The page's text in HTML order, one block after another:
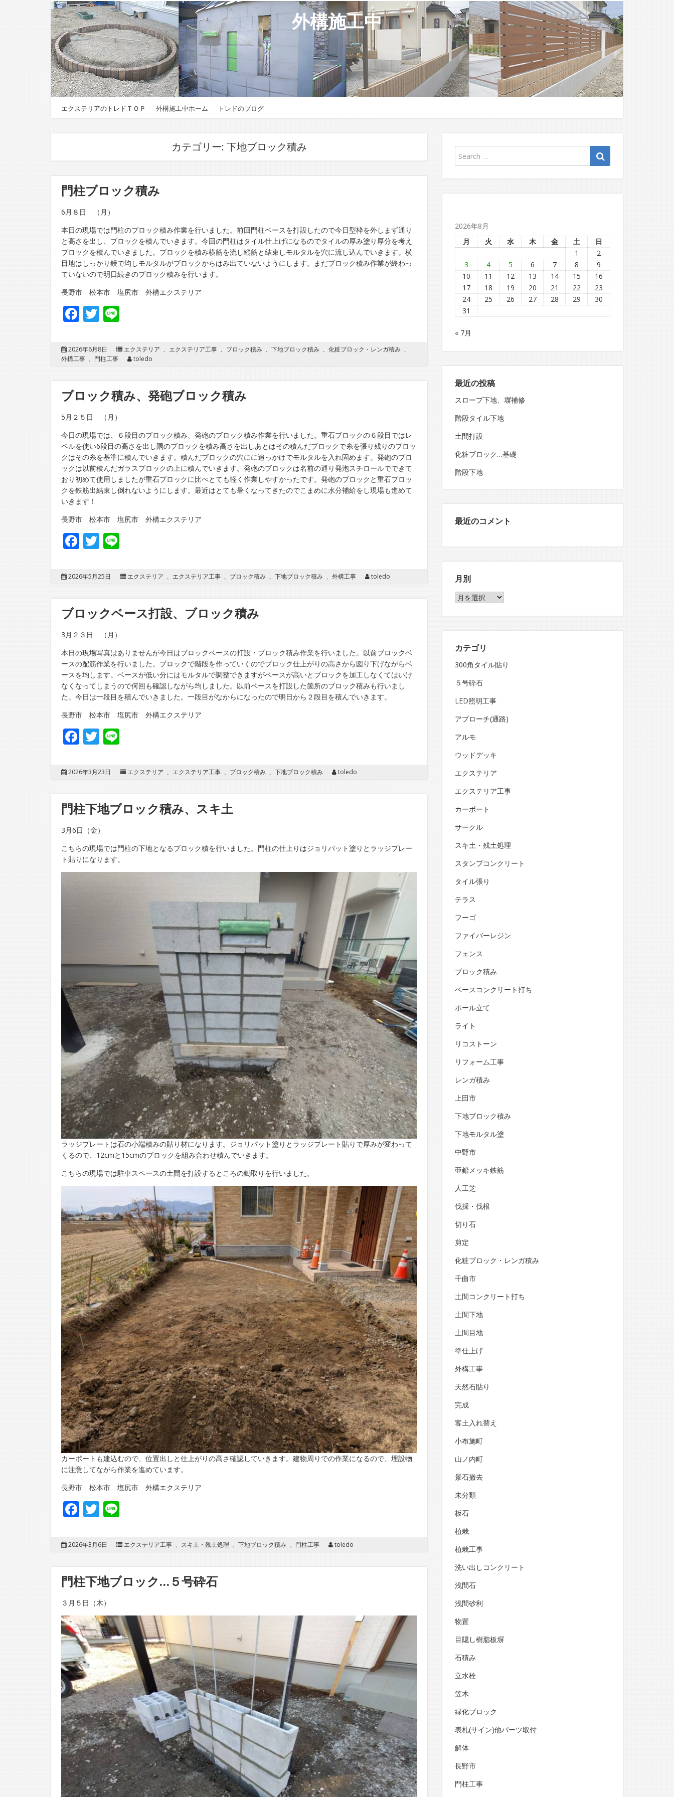
外構施工中
エクステリアのトレドＴＯＰ 外構施工中ホーム トレドのブログ
カテゴリー: 下地ブロック積み
門柱ブロック積み
6月８日 （月）
本日の現場では門柱のブロック積み作業を行いました。前回門柱ベースを打設したので今日型枠を外しまず通り
と高さを出し、ブロックを積んでいきます。今回の門柱はタイル仕上げになるのでタイルの厚み塗り厚分を考え
ブロックを積んでいきました。ブロックを積み横筋を流し縦筋と結束しモルタルを穴に流し込んでいきます。横
目地はしっかり鏝で均しモルタルがブロックからはみ出ていないようにします。まだブロック積み作業が終わっ
ていないので明日続きのブロック積みを行います。
長野市 松本市 塩尻市 外構エクステリア
Facebook
Twitter
2026年6月8日 エクステリア 、 エクステリア工事 、 ブロック積み 、 下地ブロック積み 、 化粧ブロック・レンガ積み 、
外構工事 、 門柱工事 toledo
ブロック積み、発砲ブロック積み
5月２５日 （月）
今日の現場では、６段目のブロック積み、発砲のブロック積み作業を行いました。重石ブロックの６段目ではレ
ベルを使い6段目の高さを出し隅のブロックを積み高さを出しあとはその積んだブロックで糸を張り残りのブロッ
クはその糸を基準に積んでいきます。積んだブロックの穴にに追っかけでモルタルを入れ固めます。発砲のブロ
ックは以前積んだガラスブロックの上に積んでいきます。発砲のブロックは名前の通り発泡スチロールでできて
おり初めて使用しましたが重石ブロックに比べとても軽く作業しやすかったです。発砲のブロックと重石ブロッ
クを鉄筋出結束し倒れないようにします。最近はとても暑くなってきたのでこまめに水分補給をし現場も進めて
いきます！
長野市 松本市 塩尻市 外構エクステリア
Facebook
Twitter
2026年5月25日 エクステリア 、 エクステリア工事 、 ブロック積み 、 下地ブロック積み 、 外構工事 toledo
ブロックベース打設、ブロック積み
3月２３日 （月）
本日の現場写真はありませんが今日はブロックベースの打設・ブロック積み作業を行いました。以前ブロックベ
ースの配筋作業を行いました。ブロックで階段を作っていくのでブロック仕上がりの高さから図り下げながらベ
ースを均します。ベースが低い分にはモルタルで調整できますがベースが高いとブロックを加工しなくてはいけ
なくなってしまうので何回も確認しながら均しました。以前ベースを打設した箇所のブロック積みも行いまし
た。今日は一段目を積んでいきました。一段目がなからになったので明日から２段目を積んでいきます。
長野市 松本市 塩尻市 外構エクステリア
Facebook
Twitter
2026年3月23日 エクステリア 、 エクステリア工事 、 ブロック積み 、 下地ブロック積み toledo
門柱下地ブロック積み、スキ土
3月6日（金）
こちらの現場では門柱の下地となるブロック積を行いました。門柱の仕上りはジョリパット塗りとラッジプレー
ト貼りになります。
ラッジプレートは石の小端積みの貼り材になります。ジョリパット塗りとラッジプレート貼りで厚みが変わって
くるので、12cmと15cmのブロックを組み合わせ積んでいきます。
こちらの現場では駐車スペースの土間を打設するところの鋤取りを行いました。
カーポートも建込むので、位置出しと仕上がりの高さ確認していきます。建物周りでの作業になるので、埋設物
に注意してながら作業を進めています。
長野市 松本市 塩尻市 外構エクステリア
Facebook
Twitter
2026年3月6日 エクステリア工事 、 スキ土・残土処理 、 下地ブロック積み 、 門柱工事 toledo
門柱下地ブロック…５号砕石
３月５日（木）
2026年8月
月
火 水 木 金 土
日
1
2
3
4 5 6 7 8
9
10
11 12 13 14 15
16
17
18 19 20 21 22
23
24
25 26 27 28 29
30
31
« 7月
最近の投稿
スロープ下地、塀補修
階段タイル下地
土間打設
化粧ブロック…基礎
階段下地
最近のコメント
月別
月
カテゴリ
300角タイル貼り
５号砕石
LED照明工事
アプローチ(通路)
アルモ
ウッドデッキ
エクステリア
エクステリア工事
カーポート
サークル
スキ土・残土処理
スタンプコンクリート
タイル張り
テラス
フーゴ
ファイバーレジン
フェンス
ブロック積み
ベースコンクリート打ち
ポール立て
ライト
リコストーン
リフォーム工事
レンガ積み
上田市
下地ブロック積み
下地モルタル塗
中野市
亜鉛メッキ鉄筋
人工芝
伐採・伐根
切り石
剪定
化粧ブロック・レンガ積み
千曲市
土間コンクリート打ち
土間下地
土間目地
塗仕上げ
外構工事
天然石貼り
完成
客土入れ替え
小布施町
山ノ内町
景石撤去
未分類
板石
植栽
植栽工事
洗い出しコンクリート
浅間石
浅間砂利
物置
目隠し樹脂板塀
石積み
立水栓
笠木
緑化ブロック
表札(サイン)他パーツ取付
解体
長野市
門柱工事